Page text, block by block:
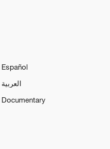
Español
العربية
Documentary